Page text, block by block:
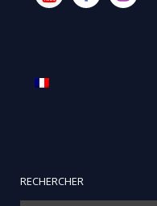
RECHERCHER